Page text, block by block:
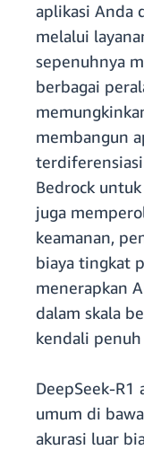
aplikasi Anda
melalui
sepenuhnya
berbagai
membangun
Bedrock
juga
keamanan,
biaya tingkat
menerapkan
dalam skala
kendali
DeepSeek-
umum di
akurasi luar